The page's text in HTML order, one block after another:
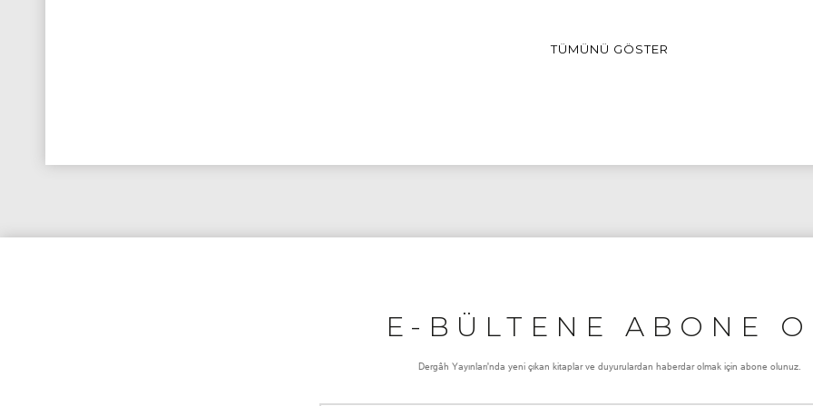
TÜMÜNÜ GÖSTER
E-BÜLTENE ABONE
Dergâh Yayınları'nda yeni çıkan kitaplar ve duyurulardan haberdar olmak için abone olunuz.